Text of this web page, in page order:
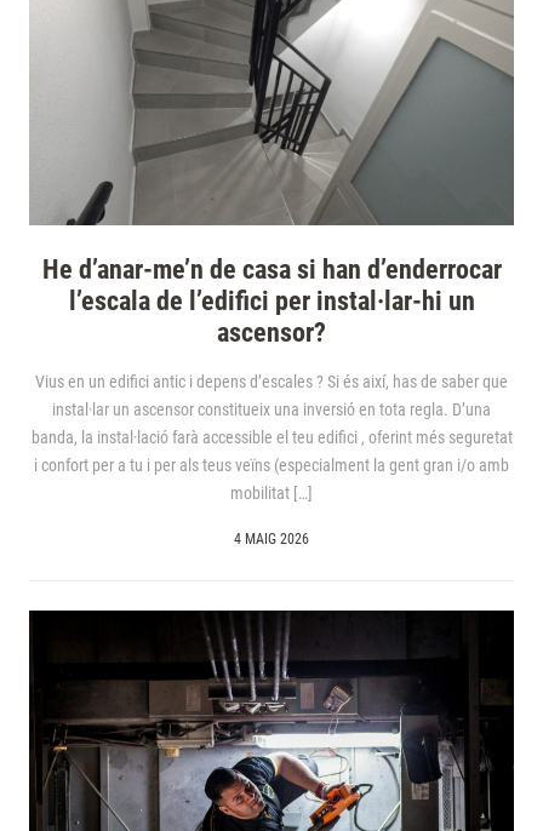
He d’anar-me’n de casa si han d’enderrocar
l’escala de l’edifici per instal·lar-hi un
ascensor?
Vius en un edifici antic i depens d’escales ? Si és així, has de saber que
instal·lar un ascensor constitueix una inversió en tota regla. D’una
banda, la instal·lació farà accessible el teu edifici , oferint més seguretat
i confort per a tu i per als teus veïns (especialment la gent gran i/o amb
mobilitat […]
4 MAIG 2026